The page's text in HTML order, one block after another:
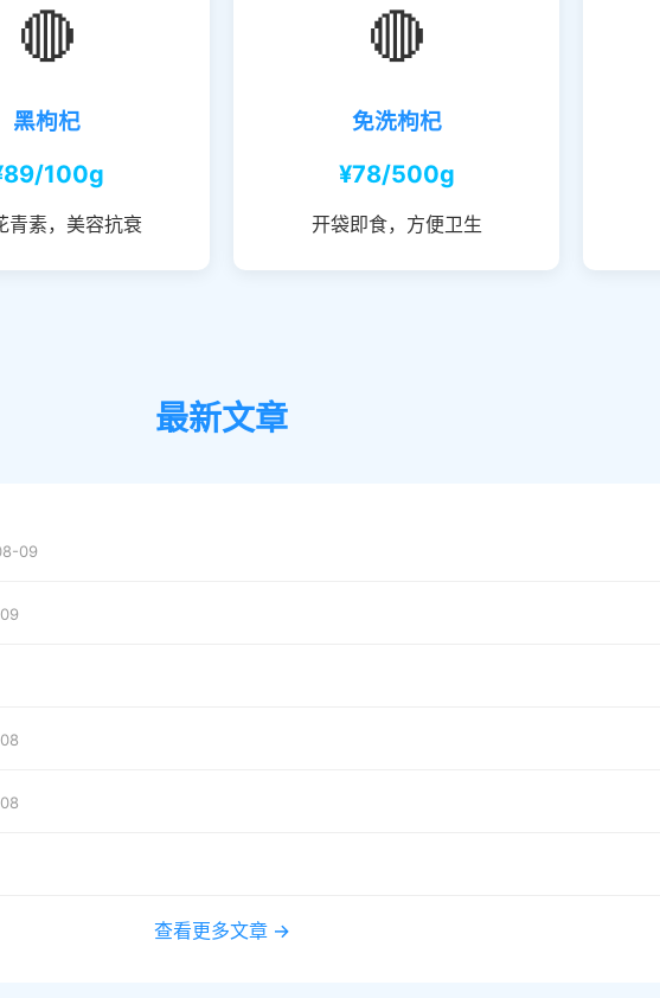
🔴
黑枸杞
100g
青素，美容抗衰
🔴
免洗枸杞
¥78/500g
开袋即食，方便卫生
最新文章
09
查看更多文章 →